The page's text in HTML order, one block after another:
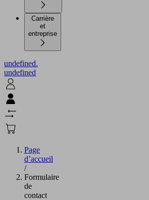
Carrière
et
entreprise
undefined.
undefined
Page
d’accueil
/
Formulaire
de
contact